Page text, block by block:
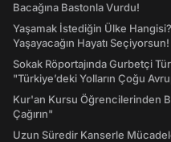
Bacağına Bastonla Vurdu!
Yaşamak İstediğin Ülke
Yaşayacağın Hayatı Seçiyorsun!
Sokak Röportajında Gurbetçi
"Türkiye’deki Yolların Çoğu
Kur'an Kursu Öğrencilerinden
Çağırın"
Uzun Süredir Kanserle